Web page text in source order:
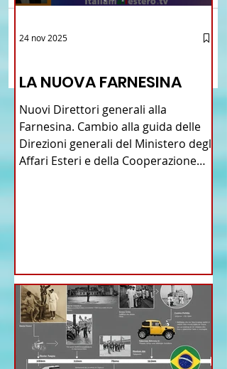
Brasile La Storia del
Scrivi un commento...
LA NUOVA FARNESINA
Nuovi Direttori generali alla
Farnesina. Cambio alla guida delle
Direzioni generali del Ministero degli
Affari Esteri e della Cooperazione
24 nov 2025